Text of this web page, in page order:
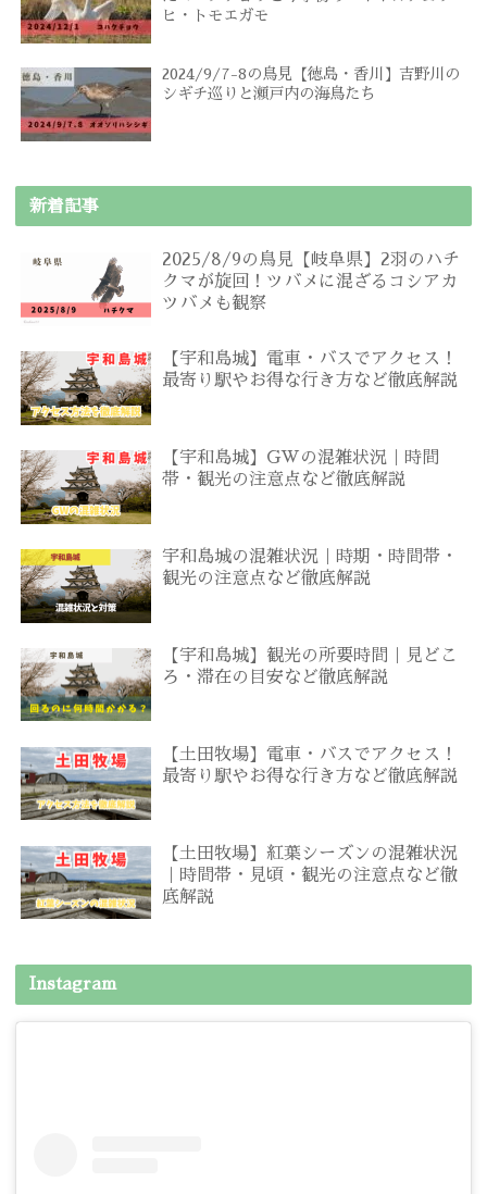
ヒ・トモエガモ
2024/9/7-8の鳥見【徳島・香川】吉野川の
シギチ巡りと瀬戸内の海鳥たち
新着記事
2025/8/9の鳥見【岐阜県】2羽のハチ
クマが旋回！ツバメに混ざるコシアカ
ツバメも観察
【宇和島城】電車・バスでアクセス！
最寄り駅やお得な行き方など徹底解説
【宇和島城】GWの混雑状況｜時間
帯・観光の注意点など徹底解説
宇和島城の混雑状況｜時期・時間帯・
観光の注意点など徹底解説
【宇和島城】観光の所要時間｜見どこ
ろ・滞在の目安など徹底解説
【土田牧場】電車・バスでアクセス！
最寄り駅やお得な行き方など徹底解説
【土田牧場】紅葉シーズンの混雑状況
｜時間帯・見頃・観光の注意点など徹
底解説
Instagram